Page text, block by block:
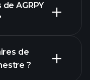
des résultats
AGRPY
de
?